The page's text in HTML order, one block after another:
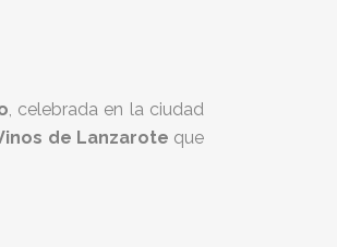
, celebrada en la ciudad
de Lanzarote que